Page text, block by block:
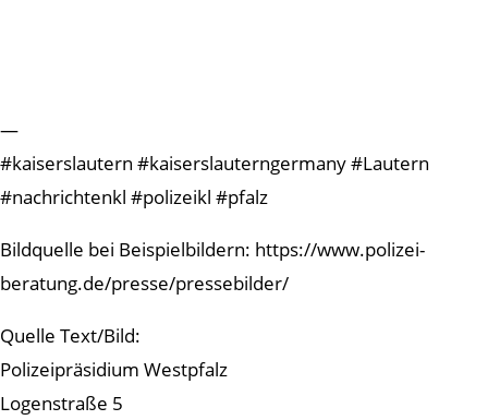
—
#kaiserslautern #kaiserslauterngermany #Lautern
#nachrichtenkl #polizeikl #pfalz
Bildquelle bei Beispielbildern: https://www.polizei-
beratung.de/presse/pressebilder/
Quelle Text/Bild:
Polizeipräsidium Westpfalz
Logenstraße 5